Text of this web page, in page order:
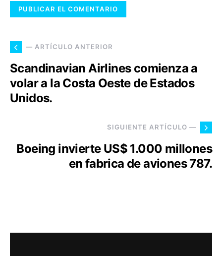
— ARTÍCULO ANTERIOR
Scandinavian Airlines comienza a
volar a la Costa Oeste de Estados
Unidos.
SIGUIENTE ARTÍCULO —
Boeing invierte US$ 1.000 millones
en fabrica de aviones 787.